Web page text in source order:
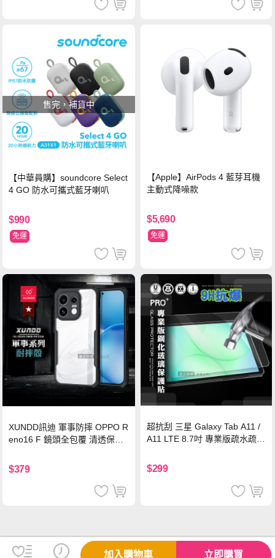
售完，補貨中
【中華員購】soundcore Select
4 GO 防水可攜式藍牙喇叭
$990
免運
【Apple】AirPods 4 藍芽耳機
主動式降噪款
$5,690
免運
XUNDD訊迪 軍事防摔 OPPO R
eno16 F 鏡頭全包覆 清透保護
$379
超抗刮 三星 Galaxy Tab A11 /
A11 LTE 8.7吋 專業版疏水疏油
$299
加入購物車 立即購買